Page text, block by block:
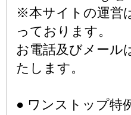
※本サイトの運営
っております。
お電話及びメール
たします。
● ワンストップ特